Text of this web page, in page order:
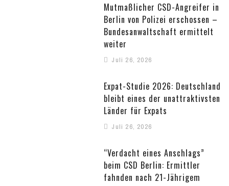
Mutmaßlicher CSD-Angreifer in
Berlin von Polizei erschossen –
Bundesanwaltschaft ermittelt
weiter
Juli 26, 2026
Expat-Studie 2026: Deutschland
bleibt eines der unattraktivsten
Länder für Expats
Juli 26, 2026
“Verdacht eines Anschlags”
beim CSD Berlin: Ermittler
fahnden nach 21-Jährigem